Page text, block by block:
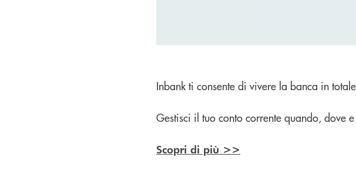
Inbank ti consente di vivere la banca in
Gestisci il tuo conto corrente quando, dove
Scopri di più >>